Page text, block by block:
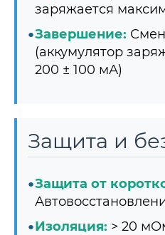
заряжается
Завершение:
(аккумулятор
200 ± 100 мА)
Защита и
Защита от
Изоляция: > 20